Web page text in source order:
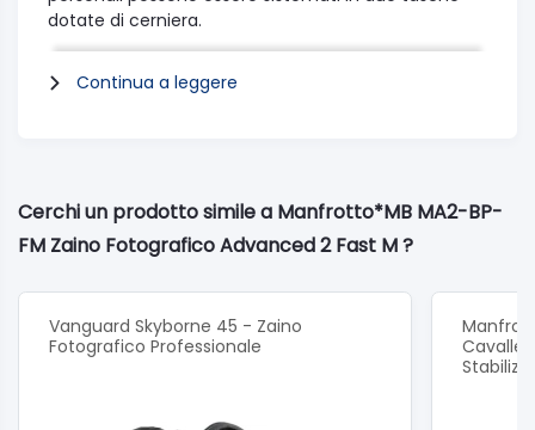
dotate di cerniera.
Un attacco esterno per treppiede si trova sulla parte
anteriore dello zaino. L’esterno è realizzato in un
buon tessuto idrorepellente;
Peso 1.2 kg
Custodia Fotocamera 30 x 18 x 43 cm
Continua a leggere
Cerchi un prodotto simile a Manfrotto*MB MA2-BP-
FM Zaino Fotografico Advanced 2 Fast M ?
Vanguard Skyborne 45 - Zaino
Fotografico Professionale